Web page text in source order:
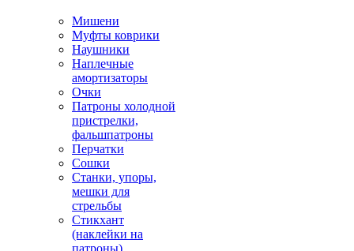
Мишени
Муфты коврики
Наушники
Наплечные
амортизаторы
Очки
Патроны холодной
пристрелки,
фальшпатроны
Перчатки
Сошки
Станки, упоры,
мешки для
стрельбы
Стикхант
(наклейки на
патроны)